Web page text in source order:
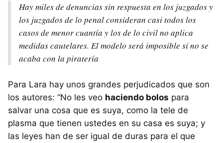
Hay miles de denuncias sin respuesta en los juzgados y
los juzgados de lo penal consideran casi todos los
casos de menor cuantía y los de lo civil no aplica
medidas cautelares. El modelo será imposible si no se
acaba con la piratería
Para Lara hay unos grandes perjudicados que son
los autores: “No les veo haciendo bolos para
salvar una cosa que es suya, como la tele de
plasma que tienen ustedes en su casa es suya; y
las leyes han de ser igual de duras para el que